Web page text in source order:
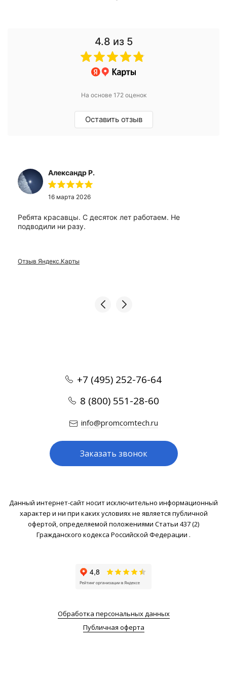
4.8 из 5
На основе 172 оценок
Оставить отзыв
Александр Р.
16 марта 2026
Ребята красавцы. С десяток лет работаем. Не
подводили ни разу.
Отзыв Яндекс.Карты
+7 (495) 252-76-64
8 (800) 551-28-60
info@promcomtech.ru
Заказать звонок
Данный интернет-сайт носит исключительно информационный
характер и ни при каких условиях не является публичной
офертой, определяемой положениями Статьи 437 (2)
Гражданского кодекса Российской Федерации .
Обработка персональных данных
Публичная оферта